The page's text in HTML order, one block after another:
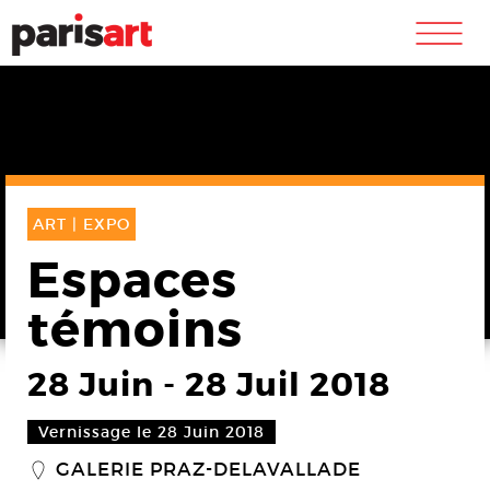
m
ART | EXPO
Espaces
témoins
28 Juin - 28 Juil 2018
Vernissage le 28 Juin 2018
_ GALERIE PRAZ-DELAVALLADE